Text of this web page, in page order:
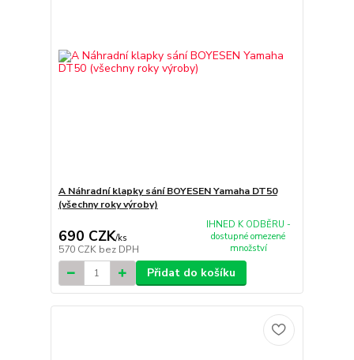
A Náhradní klapky sání BOYESEN Yamaha DT50
(všechny roky výroby)
690 CZK/ks
570 CZK bez DPH
IHNED K ODBĚRU -
dostupné omezené
množství
Přidat do košíku